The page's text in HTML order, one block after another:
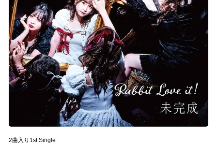
2曲入り1st Single